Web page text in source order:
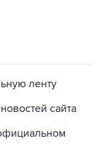
ленту
сайта